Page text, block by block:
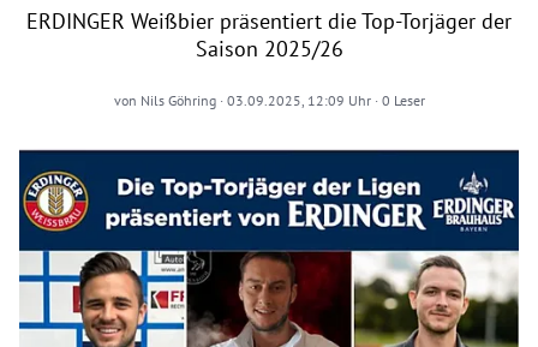
ERDINGER Weißbier präsentiert die Top-Torjäger der
Saison 2025/26
von Nils Göhring· 03.09.2025, 12:09 Uhr· 0 Leser